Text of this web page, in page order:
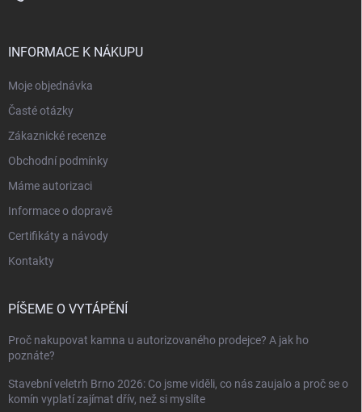
INFORMACE K NÁKUPU
Moje objednávka
Časté otázky
Zákaznické recenze
Obchodní podmínky
Máme autorizaci
Informace o dopravě
Certifikáty a návody
Kontakty
PÍŠEME O VYTÁPĚNÍ
Proč nakupovat kamna u autorizovaného prodejce? A jak ho
poznáte?
Stavební veletrh Brno 2026: Co jsme viděli, co nás zaujalo a proč se o
komín vyplatí zajímat dřív, než si myslíte